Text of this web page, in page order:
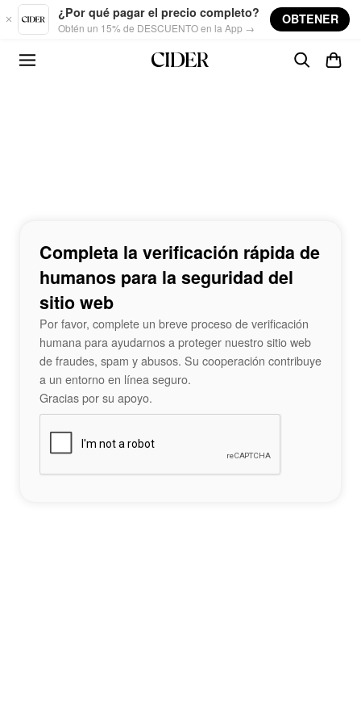
Skip to main content
¿Por qué pagar el precio completo?
Obtén un 15% de DESCUENTO en la App →
OBTENER
Completa la verificación rápida de
humanos para la seguridad del
sitio web
Por favor, complete un breve proceso de verificación
humana para ayudarnos a proteger nuestro sitio web
de fraudes, spam y abusos. Su cooperación contribuye
a un entorno en línea seguro.
Gracias por su apoyo.